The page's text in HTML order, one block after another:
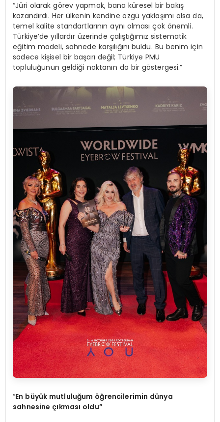
“Jüri olarak görev yapmak, bana küresel bir bakış
kazandırdı. Her ülkenin kendine özgü yaklaşımı olsa da,
temel kalite standartlarının aynı olması çok önemli.
Türkiye’de yıllardır üzerinde çalıştığımız sistematik
eğitim modeli, sahnede karşılığını buldu. Bu benim için
sadece kişisel bir başarı değil; Türkiye PMU
topluluğunun geldiği noktanın da bir göstergesi.”
“En büyük mutluluğum öğrencilerimin dünya
sahnesine çıkması oldu”